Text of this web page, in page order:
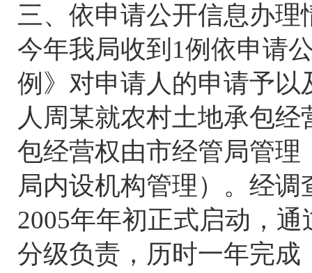
三、依申请公开信息办理
今年我局收到1例依申请
例》对申请人的申请予
人周某就农村土地承包
包经营权由市经管局管
局内设机构管理）。经
2005年年初正式启动，
分级负责，历时一年完